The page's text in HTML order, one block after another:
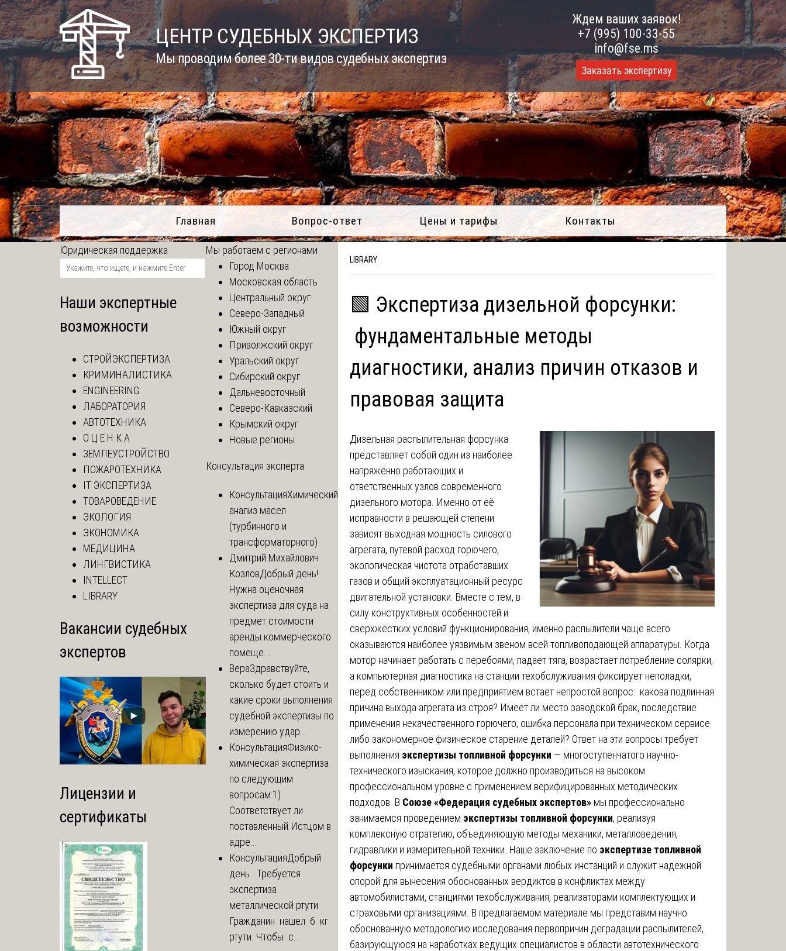
Skip
to
content
ЦЕНТР СУДЕБНЫХ ЭКСПЕРТИЗ
Мы проводим более 30-ти видов судебных экспертиз
Ждем ваших заявок!
+7 (995) 100-33-55
info@fse.ms
Заказать экспертизу
Главная Вопрос-ответ Цены и тарифы Контакты
LIBRARY
🟩 Экспертиза дизельной форсунки:
фундаментальные методы
диагностики, анализ причин отказов и
правовая защита
Дизельная распылительная форсунка
представляет собой один из наиболее
напряжённо работающих и
ответственных узлов современного
дизельного мотора. Именно от её
исправности в решающей степени
зависят выходная мощность силового
агрегата, путевой расход горючего,
экологическая чистота отработавших
газов и общий эксплуатационный ресурс
двигательной установки. Вместе с тем, в
силу конструктивных особенностей и
сверхжёстких условий функционирования, именно распылители чаще всего
оказываются наиболее уязвимым звеном всей топливоподающей аппаратуры. Когда
мотор начинает работать с перебоями, падает тяга, возрастает потребление солярки,
а компьютерная диагностика на станции техобслуживания фиксирует неполадки,
перед собственником или предприятием встаёт непростой вопрос: какова подлинная
причина выхода агрегата из строя? Имеет ли место заводской брак, последствие
применения некачественного горючего, ошибка персонала при техническом сервисе
либо закономерное физическое старение деталей? Ответ на эти вопросы требует
выполнения экспертизы топливной форсунки — многоступенчатого научно-
технического изыскания, которое должно производиться на высоком
профессиональном уровне с применением верифицированных методических
подходов. В Союзе «Федерация судебных экспертов» мы профессионально
занимаемся проведением экспертизы топливной форсунки, реализуя
комплексную стратегию, объединяющую методы механики, металловедения,
гидравлики и измерительной техники. Наше заключение по экспертизе топливной
форсунки принимается судебными органами любых инстанций и служит надёжной
опорой для вынесения обоснованных вердиктов в конфликтах между
автомобилистами, станциями техобслуживания, реализаторами комплектующих и
страховыми организациями. В предлагаемом материале мы представим научно
обоснованную методологию исследования первопричин деградации распылителей,
базирующуюся на наработках ведущих специалистов в области автотехнического
Юридическая поддержка
Наши экспертные
возможности
СТРОЙЭКСПЕРТИЗА
КРИМИНАЛИСТИКА
ENGINEERING
ЛАБОРАТОРИЯ
АВТОТЕХНИКА
О Ц Е Н К А
ЗЕМЛЕУСТРОЙСТВО
ПОЖАРОТЕХНИКА
IT ЭКСПЕРТИЗА
ТОВАРОВЕДЕНИЕ
ЭКОЛОГИЯ
ЭКОНОМИКА
МЕДИЦИНА
ЛИНГВИСТИКА
INTELLECT
LIBRARY
Вакансии судебных
экспертов
Лицензии и
сертификаты
Мы работаем с регионами
Город Москва
Московская область
Центральный округ
Северо-Западный
Южный округ
Приволжский округ
Уральский округ
Сибирский округ
Дальневосточный
Северо-Кавказский
Крымский округ
Новые регионы
Консультация эксперта
КонсультацияХимический
анализ масел
(турбинного и
трансформаторного)
Дмитрий Михайлович
КозловДобрый день!
Нужна оценочная
экспертиза для суда на
предмет стоимости
аренды коммерческого
помеще...
ВераЗдравствуйте,
сколько будет стоить и
какие сроки выполнения
судебной экспертизы по
измерению удар...
КонсультацияФизико-
химическая экспертиза
по следующим
вопросам:1)
Соответствует ли
поставленный Истцом в
адре...
КонсультацияДобрый
день. Требуется
экспертиза
металлической ртути.
Гражданин нашел 6 кг.
ртути. Чтобы с...